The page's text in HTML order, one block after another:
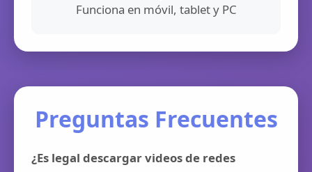
Funciona en móvil, tablet y PC
Preguntas Frecuentes
¿Es legal descargar videos de redes